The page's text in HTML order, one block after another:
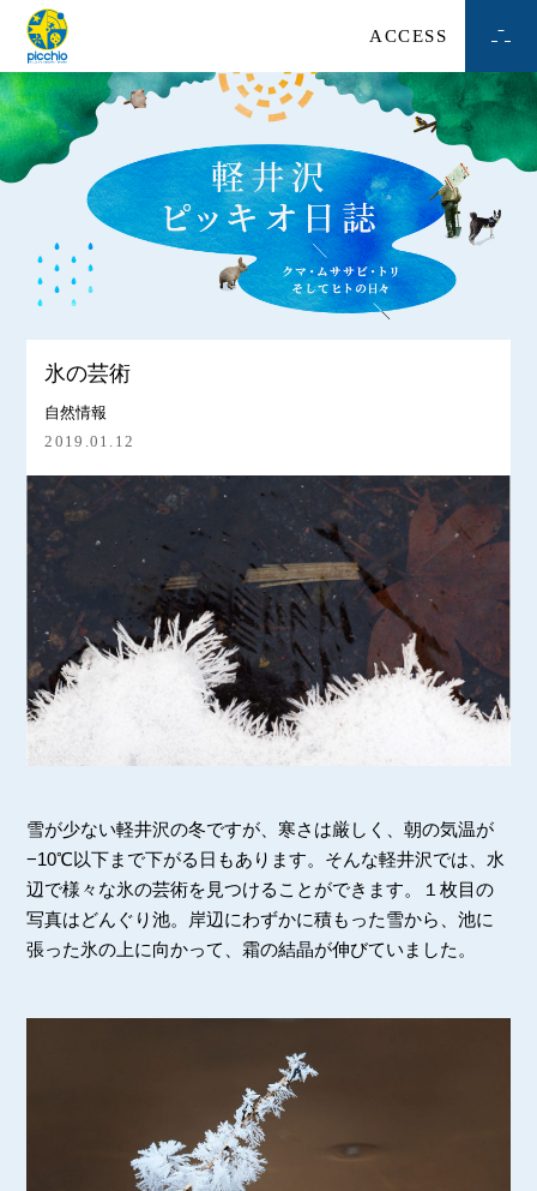
ACCESS
氷の芸術
自然情報
2019.01.12
雪が少ない軽井沢の冬ですが、寒さは厳しく、朝の気温が
−10℃以下まで下がる日もあります。そんな軽井沢では、水
辺で様々な氷の芸術を見つけることができます。１枚目の
写真はどんぐり池。岸辺にわずかに積もった雪から、池に
張った氷の上に向かって、霜の結晶が伸びていました。